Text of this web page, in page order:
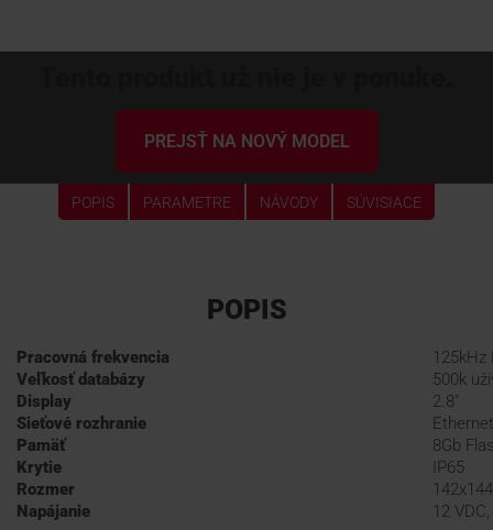
PREJSŤ NA NOVÝ MODEL
POPIS PARAMETRE NÁVODY SÚVISIACE
POPIS
Pracovná frekvencia
125kHz
Veľkosť databázy
500k
Display
2.8"
Sieťové rozhranie
Pamäť
8Gb
Krytie
IP65
Rozmer
Napájanie
12